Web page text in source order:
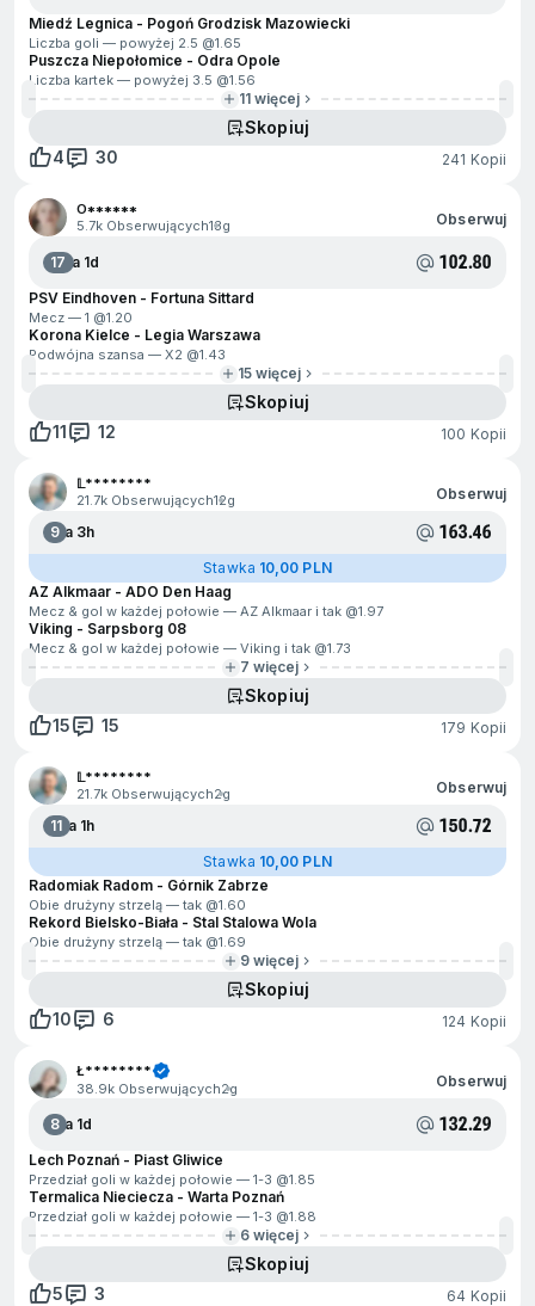
Miedź Legnica - Pogoń Grodzisk Mazowiecki
Liczba goli — powyżej 2.5 @1.65
Puszcza Niepołomice - Odra Opole
Liczba kartek — powyżej 3.5 @1.56
11 więcej
Skopiuj
4
30 241 Kopii
O******
5.7k Obserwujących13g Obserwuj
17Za 1d 102.80
PSV Eindhoven - Fortuna Sittard
Mecz — 1 @1.20
Korona Kielce - Legia Warszawa
Podwójna szansa — X2 @1.43
15 więcej
Skopiuj
11
12 100 Kopii
𝕃********
21.7k Obserwujących12g Obserwuj
9Za 3h 163.46
Stawka 10,00 PLN
AZ Alkmaar - ADO Den Haag
Mecz & gol w każdej połowie — AZ Alkmaar i tak @1.97
Viking - Sarpsborg 08
Mecz & gol w każdej połowie — Viking i tak @1.73
7 więcej
Skopiuj
15
15 179 Kopii
𝕃********
21.7k Obserwujących2g Obserwuj
11Za 1h 150.72
Stawka 10,00 PLN
Radomiak Radom - Górnik Zabrze
Obie drużyny strzelą — tak @1.60
Rekord Bielsko-Biała - Stal Stalowa Wola
Obie drużyny strzelą — tak @1.69
9 więcej
Skopiuj
10
6 124 Kopii
Ł********
38.9k Obserwujących2g Obserwuj
8Za 1d 132.29
Lech Poznań - Piast Gliwice
Przedział goli w każdej połowie — 1-3 @1.85
Termalica Nieciecza - Warta Poznań
Przedział goli w każdej połowie — 1-3 @1.88
6 więcej
Skopiuj
5
3 64 Kopii